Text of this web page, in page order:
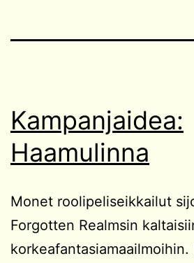
Kampanjaidea:
Haamulinna
Monet roolipeliseikkailut
Forgotten Realmsin